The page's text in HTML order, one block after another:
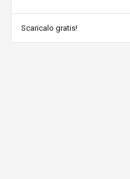
Scaricalo gratis!